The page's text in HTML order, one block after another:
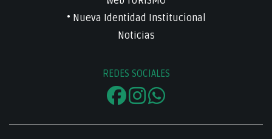
• Nueva Identidad Institucional
Noticias
REDES SOCIALES